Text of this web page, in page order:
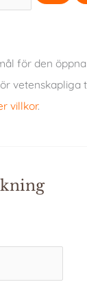
för den öppna
vetenskapliga
villkor.